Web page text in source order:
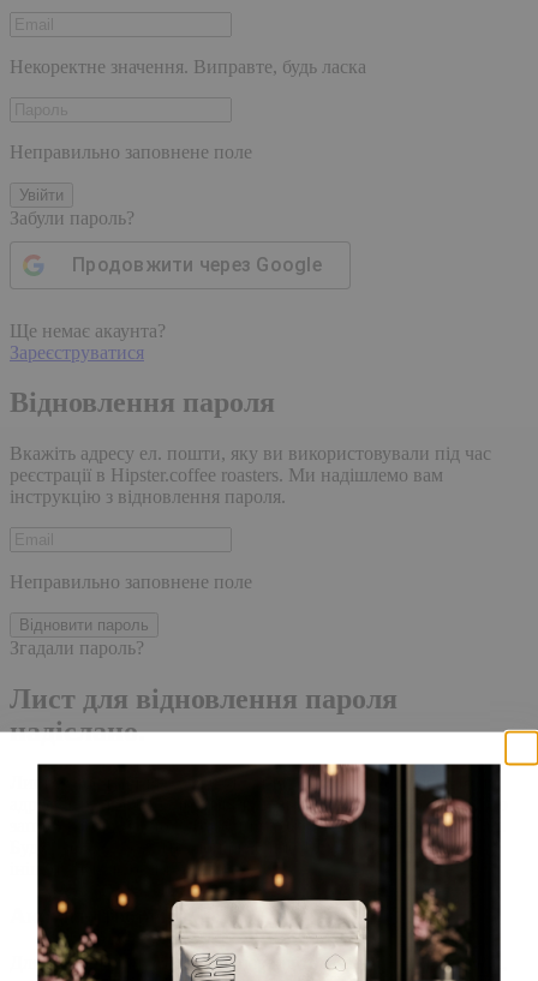
Некоректне значення. Виправте, будь ласка
Неправильно заповнене поле
Увійти
Забули пароль?
Продовжити через Google
Ще немає акаунта?
Зареєструватися
Відновлення пароля
Вкажіть адресу ел. пошти, яку ви використовували під час
реєстрації в Hipster.coffee roasters. Ми надішлемо вам
інструкцію з відновлення пароля.
Неправильно заповнене поле
Відновити пароль
Згадали пароль?
Лист для відновлення пароля
надіслано.
Лист із посиланням для скидання пароля було надіслано на
адресу електронної пошти, прив'язану до вашого облікового
запису, доставка повідомлення може зайняти кілька хвилин.
Будь ласка, зачекайте щонайменше 10 хвилин, перш ніж
ініціювати ще один запит.
Акаунт створено
Для завершення реєстрації, перейдіть за посиланням у листі,